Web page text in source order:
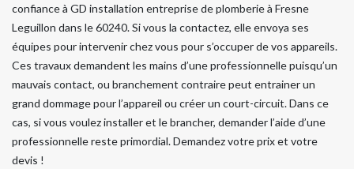
confiance à GD installation entreprise de plomberie à Fresne
Leguillon dans le 60240. Si vous la contactez, elle envoya ses
équipes pour intervenir chez vous pour s’occuper de vos appareils.
Ces travaux demandent les mains d’une professionnelle puisqu’un
mauvais contact, ou branchement contraire peut entrainer un
grand dommage pour l’appareil ou créer un court-circuit. Dans ce
cas, si vous voulez installer et le brancher, demander l’aide d’une
professionnelle reste primordial. Demandez votre prix et votre
devis !